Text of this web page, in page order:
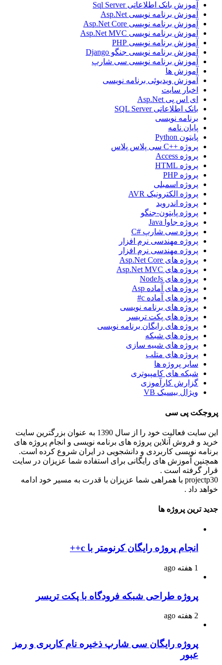
آموزش بانک اطلاعاتی Sql Server
آموزش برنامه نویسی Asp.Net
آموزش برنامه نویسی Asp.Net Core
آموزش برنامه نویسی Asp.Net MVC
آموزش برنامه نویسی PHP
آموزش برنامه نویسی جنگو Django
آموزش برنامه نویسی سی شارپ
آموزش ها
آموزش ویدیوئی برنامه نویسی
اخبار سایت
ای اس پی Asp.Net
بانک اطلاعاتی SQL Server
برنامه نویسی
پایان نامه
پایتون Python
پروژه ++C سی پلاس پلاس
پروژه Access
پروژه HTML
پروژه PHP
پروژه اسمبلی
پروژه الکترونیک AVR
پروژه اندروید
پروژه پایتون-جنگو
پروژه جاوا Java
پروژه سی شارپ #C
پروژه مهندسی نرم افزار
پروژه مهندسی نرم افزار
پروژه های Asp.Net Core
پروژه های Asp.Net MVC
پروژه های NodeJs
پروژه های آماده Asp
پروژه های آماده c#
پروژه های برنامه نویسی
پروژه های پکت تریسر
پروژه های رایگان برنامه نویسی
پروژه های شبکه
پروژه های شبیه سازی
پروژه های متلب
سایر پروژه ها
شبکه های کامپیوتری
گزارش کارآموزی
ویژال بیسیک VB
پروجکت پی سی
این سایت فعالیت خود را از سال 1390 به عنوان بزرگترین سایت
خرید و فروش آنلاین پروژه های برنامه نویسی و انجام پروژه های
برنامه نویسی کاربردی و دانشجویی در ایران شروع کرده است.
همچنین آموزش های رایگانی برای استفاده شما عزیزان در سایت
قرار گرفته است .
projectp30 با همراهی شما عزیزان با قدرت به مسیر خود ادامه
خواهد داد .
جدید ترین پروژه ها
انجام پروژه رایگان کرنومتر با c++
1 هفته ago
پروژه طراحی شبکه فرودگاه با پکت تریسر
2 هفته ago
پروژه رایگان سی شارپ ذخیره نام کاربری و رمز
عبور